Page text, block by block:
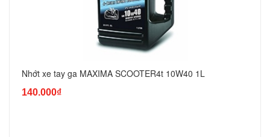
Nhớt xe tay ga MAXIMA SCOOTER4t 10W40 1L
140.000₫